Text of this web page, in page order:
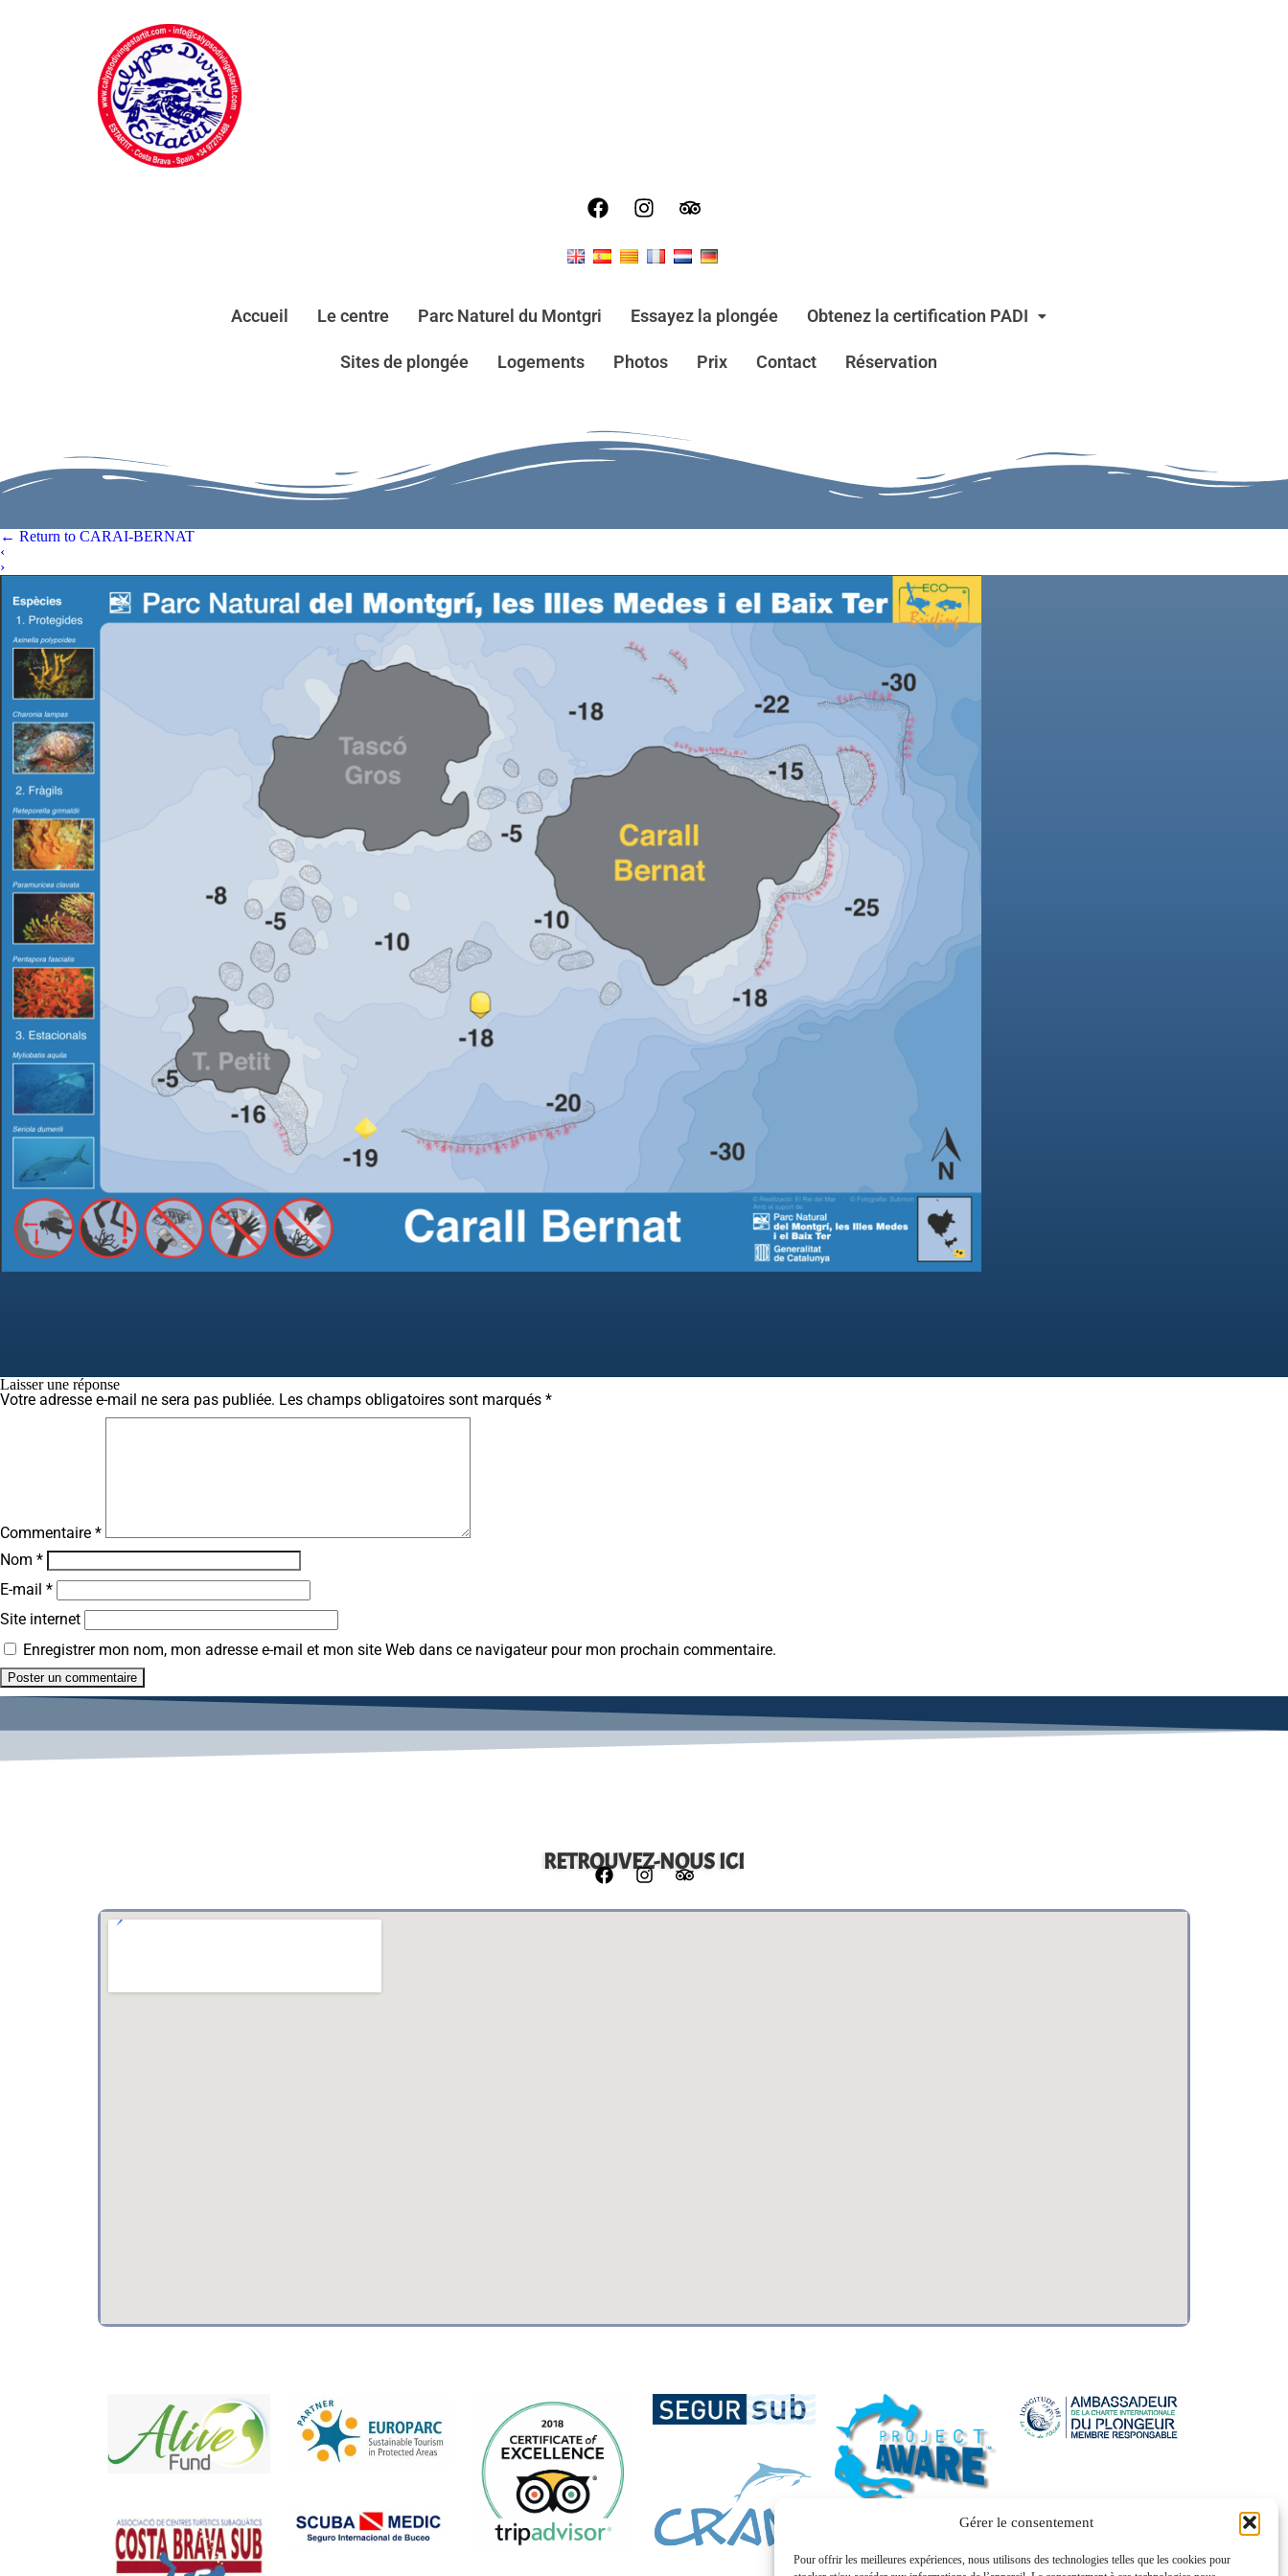
Gérer le consentement
Pour offrir les meilleures expériences, nous utilisons des technologies telles que les cookies pour
Accueil Le centre Parc Naturel du Montgri Essayez la plongée Obtenez la certification PADI
Sites de plongée Logements Photos Prix Contact Réservation
← Return to CARAI-BERNAT
‹
›
Laisser une réponse
Votre adresse e-mail ne sera pas publiée. Les champs obligatoires sont marqués *
Commentaire *
Nom *
E-mail *
Site internet
Enregistrer mon nom, mon adresse e-mail et mon site Web dans ce navigateur pour mon prochain commentaire.
RETROUVEZ-NOUS ICI